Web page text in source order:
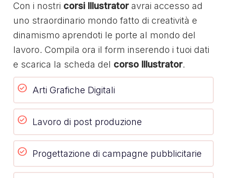
Con i nostri corsi Illustratoravrai accesso ad
uno straordinario mondo fatto di creatività e
dinamismo aprendoti le porte al mondo del
lavoro. Compila ora il form inserendo i tuoi dati
e scarica la scheda del corso Illustrator.
Arti Grafiche Digitali
Lavoro di post produzione
Progettazione di campagne pubblicitarie